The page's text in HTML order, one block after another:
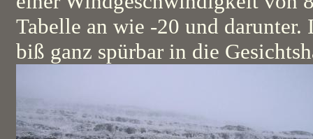
Tabelle an wie -20 und darunter.
biß ganz spürbar in die